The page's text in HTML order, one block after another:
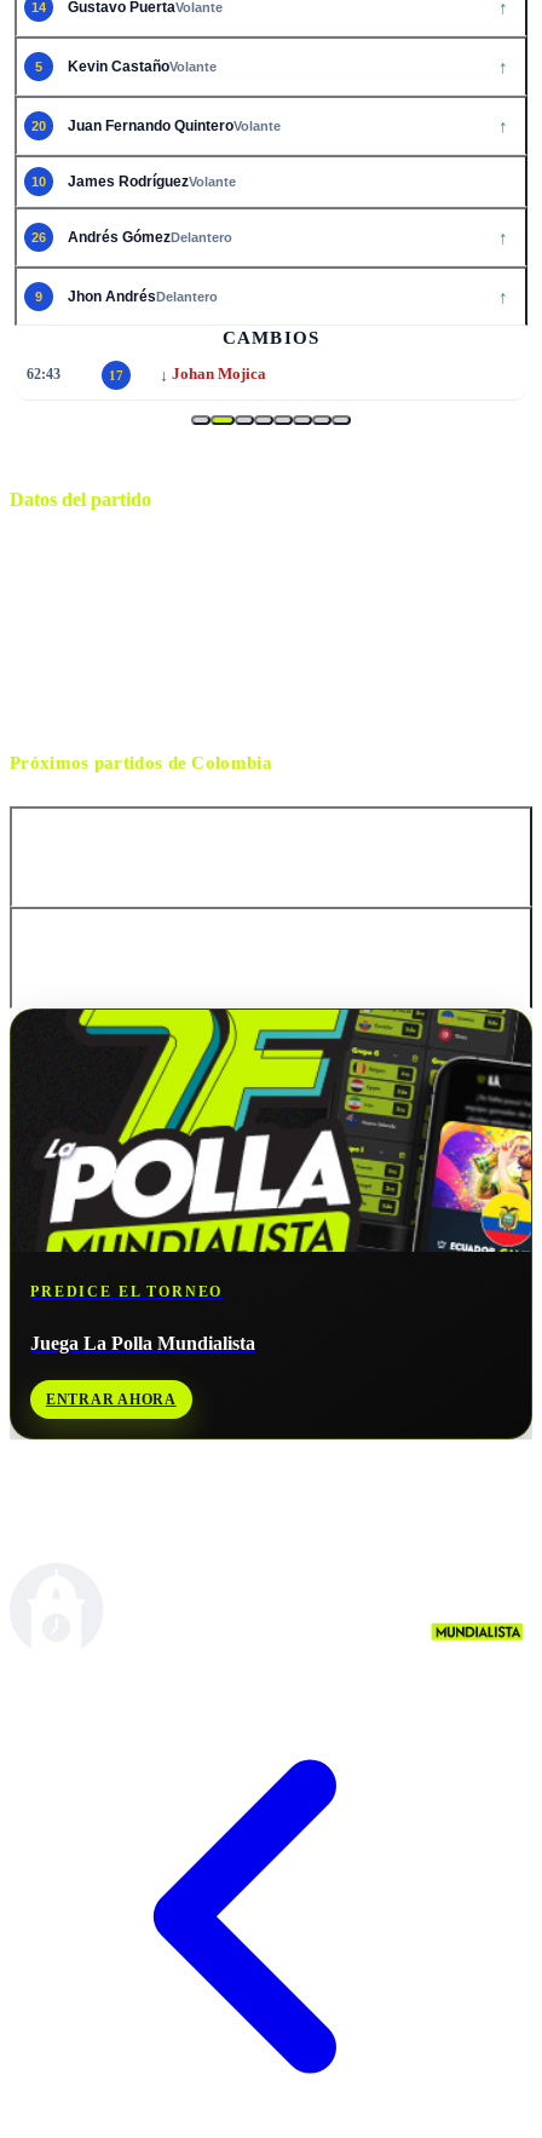
14 Gustavo PuertaVolante ↑
5 Kevin CastañoVolante ↑
20 Juan Fernando QuinteroVolante ↑
10 James Rodrí­guezVolante
26 Andrés GómezDelantero ↑
9 Jhon AndrésDelantero ↑
CAMBIOS
62:43 17 ↓ Johan Mojica
Datos del partido
Próximos partidos deColombia
PREDICE EL TORNEO
Juega La Polla Mundialista
ENTRAR AHORA